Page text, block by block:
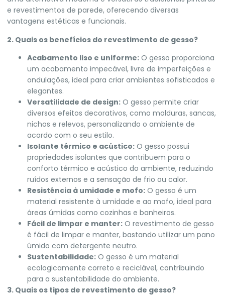
e revestimentos de parede, oferecendo diversas
vantagens estéticas e funcionais.
2. Quais os benefícios do revestimento de gesso?
Acabamento liso e uniforme: O gesso proporciona
um acabamento impecável, livre de imperfeições e
ondulações, ideal para criar ambientes sofisticados e
elegantes.
Versatilidade de design: O gesso permite criar
diversos efeitos decorativos, como molduras, sancas,
nichos e relevos, personalizando o ambiente de
acordo com o seu estilo.
Isolante térmico e acústico: O gesso possui
propriedades isolantes que contribuem para o
conforto térmico e acústico do ambiente, reduzindo
ruídos externos e a sensação de frio ou calor.
Resistência à umidade e mofo: O gesso é um
material resistente à umidade e ao mofo, ideal para
áreas úmidas como cozinhas e banheiros.
Fácil de limpar e manter: O revestimento de gesso
é fácil de limpar e manter, bastando utilizar um pano
úmido com detergente neutro.
Sustentabilidade: O gesso é um material
ecologicamente correto e reciclável, contribuindo
para a sustentabilidade do ambiente.
3. Quais os tipos de revestimento de gesso?